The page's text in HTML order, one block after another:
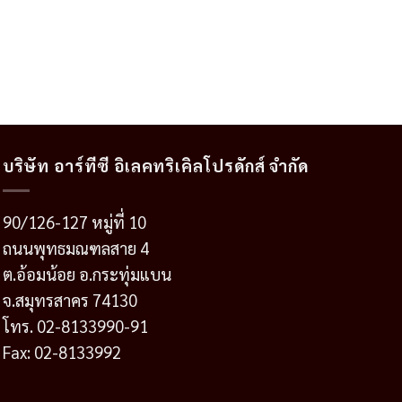
บริษัท อาร์ทีซี อิเลคทริเคิลโปรดักส์ จำกัด
90/126-127 หมู่ที่ 10
ถนนพุทธมณฑลสาย 4
ต.อ้อมน้อย อ.กระทุ่มแบน
จ.สมุทรสาคร 74130
โทร. 02-8133990-91
Fax: 02-8133992